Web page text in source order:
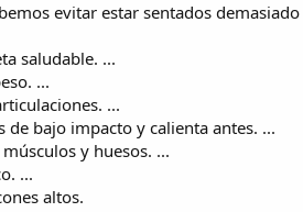
evitar estar sentados
saludable. ...
...
...
de bajo impacto y calienta antes. ...
y huesos. ...
...
altos.